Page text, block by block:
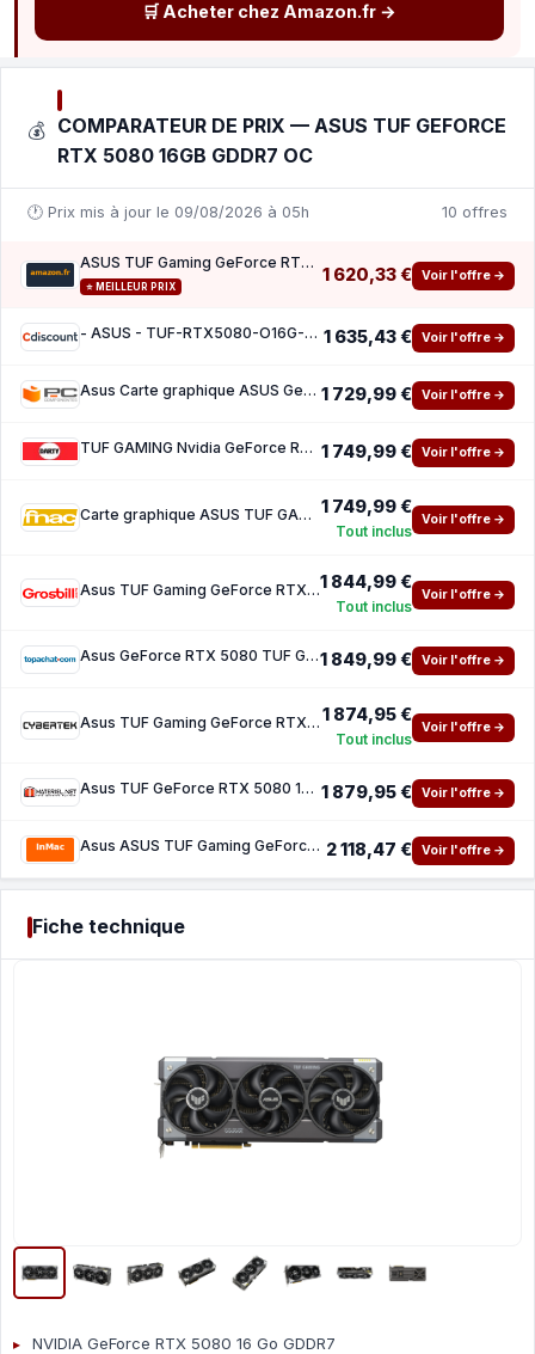
🛒 Acheter chez Amazon.fr →
💰 COMPARATEUR DE PRIX — ASUS TUF GEFORCE
RTX 5080 16GB GDDR7 OC
🕐 Prix mis à jour le 09/08/2026 à 05h 10 offres
ASUS TUF Gaming GeForce RTX 5080 16GB GDDR7 OC Edition Carte Graphique
⭐ MEILLEUR PRIX
1 620,33 € Voir l'offre →
- ASUS - TUF-RTX5080-O16G-GAMING - GDDR7 - DLSS 4 - 16 Go 1 635,43 € Voir l'offre →
Asus Carte graphique ASUS GeForce RTX 5080 OC 16 Go GDDR7 DLSS4 Reflex 2 IA RTX Ray tracin 1 729,99 € Voir l'offre →
TUF GAMING Nvidia GeForce RTX 5080 16G OC 1 749,99 € Voir l'offre →
Carte graphique ASUS TUF GAMING Nvidia GeForce RTX 5080 16G OC 1 749,99 €
Tout inclus
Voir l'offre →
Asus TUF Gaming GeForce RTX 5080 16GB GDDR7 OC1 844,99 €
Tout inclus
Voir l'offre →
Asus GeForce RTX 5080 TUF GAMING OC1 849,99 € Voir l'offre →
Asus TUF Gaming GeForce RTX 5080 16GB GDDR7 OC Edition 1 874,95 €
Tout inclus
Voir l'offre →
Asus TUF GeForce RTX 5080 16GB GDDR7 OC 1 879,95 € Voir l'offre →
Asus ASUS TUF Gaming GeForce RTX 5080 16GB - OC Edition - carte graphique - GeForce RTX 50 2 118,47 € Voir l'offre →
Fiche technique
NVIDIA GeForce RTX 5080 16 Go GDDR7